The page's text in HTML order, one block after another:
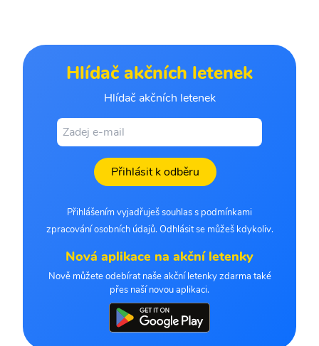
Hlídač akčních letenek
Hlídač akčních letenek
Přihlásit k odběru
Přihlášením vyjadřuješ souhlas s podmínkami
zpracování osobních údajů. Odhlásit se můžeš kdykoliv.
Nová aplikace na akční letenky
Nově můžete odebírat naše akční letenky zdarma také
přes naší novou aplikaci.